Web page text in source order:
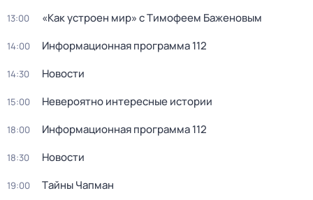
13:00 «Как устроен мир» с Тимофеем Баженовым
14:00 Информационная программа 112
14:30 Новости
15:00 Невероятно интересные истории
18:00 Информационная программа 112
18:30 Новости
19:00 Тaйны Чапман